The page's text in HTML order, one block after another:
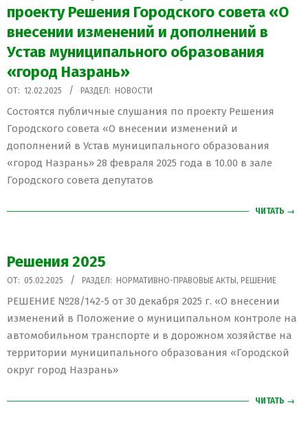
проекту Решения Городского совета «О
внесении изменений и дополнений в
Устав муниципального образования
«город Назрань»
2025-
02-
12
ОТ: 12.02.2025 РАЗДЕЛ: НОВОСТИ
Состоятся публичные слушания по проекту Решения
Городского совета «О внесении изменений и
дополнений в Устав муниципального образования
«город Назрань» 28 февраля 2025 года в 10.00 в зале
Городского совета депутатов
ЧИТАТЬ →
Решения 2025
2025-
02-
05
ОТ: 05.02.2025 РАЗДЕЛ: НОРМАТИВНО-ПРАВОВЫЕ АКТЫ , РЕШЕНИЕ
РЕШЕНИЕ №28/142-5 от 30 декабря 2025 г. «О внесении
изменений в Положение о муниципальном контроле на
автомобильном транспорте и в дорожном хозяйстве на
территории муниципального образования «Городской
округ город Назрань»
ЧИТАТЬ →